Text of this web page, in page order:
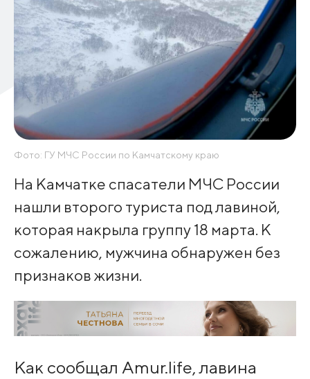
Фото: ГУ МЧС России по Камчатскому краю
На Камчатке спасатели МЧС России
нашли второго туриста под лавиной,
которая накрыла группу 18 марта. К
сожалению, мужчина обнаружен без
признаков жизни.
Как сообщал Amur.life, лавина